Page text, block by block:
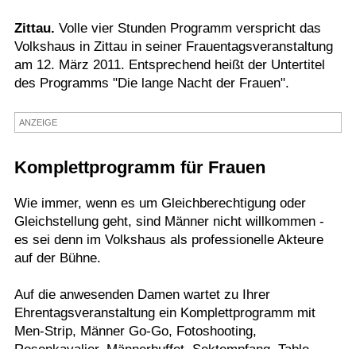
Gesellschaft
Wirtschaft
Service
Gesundheit
Kultur
Termine
Kostenlos
Zittau. Volle vier Stunden Programm verspricht das
Volkshaus in Zittau in seiner Frauentagsveranstaltung
am 12. März 2011. Entsprechend heißt der Untertitel
des Programms "Die lange Nacht der Frauen".
ANZEIGE
Komplettprogramm für Frauen
Wie immer, wenn es um Gleichberechtigung oder
Gleichstellung geht, sind Männer nicht willkommen -
es sei denn im Volkshaus als professionelle Akteure
auf der Bühne.
Auf die anwesenden Damen wartet zu Ihrer
Ehrentagsveranstaltung ein Komplettprogramm mit
Men-Strip, Männer Go-Go, Fotoshooting,